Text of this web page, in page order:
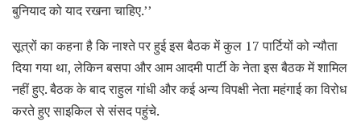
बुनियाद को याद रखना चाहिए.’’
सूत्रों का कहना है कि नाश्ते पर हुई इस बैठक में कुल 17 पार्टियों को न्यौता
दिया गया था, लेकिन बसपा और आम आदमी पार्टी के नेता इस बैठक में शामिल
नहीं हुए. बैठक के बाद राहुल गांधी और कई अन्य विपक्षी नेता महंगाई का विरोध
करते हुए साइकिल से संसद पहुंचे.